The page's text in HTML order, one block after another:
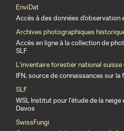
EnviDat
Accès à des données d'observation
Archives photographiques
Accès en ligne à la collection de
SLF
L’inventaire forestier national suisse
IFN, source de connaissances sur
SLF
WSL Institut pour l’étude de la
Davos
SwissFungi